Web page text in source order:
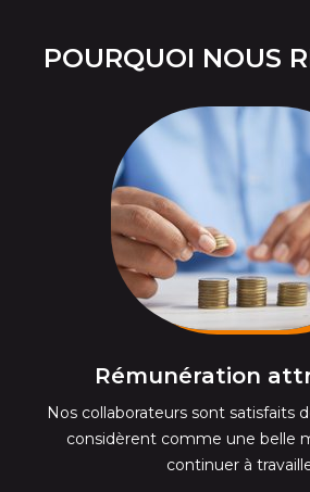
POURQUOI NOUS
Rémunération
Nos collaborateurs sont satisfaits
considèrent comme une belle
continuer à